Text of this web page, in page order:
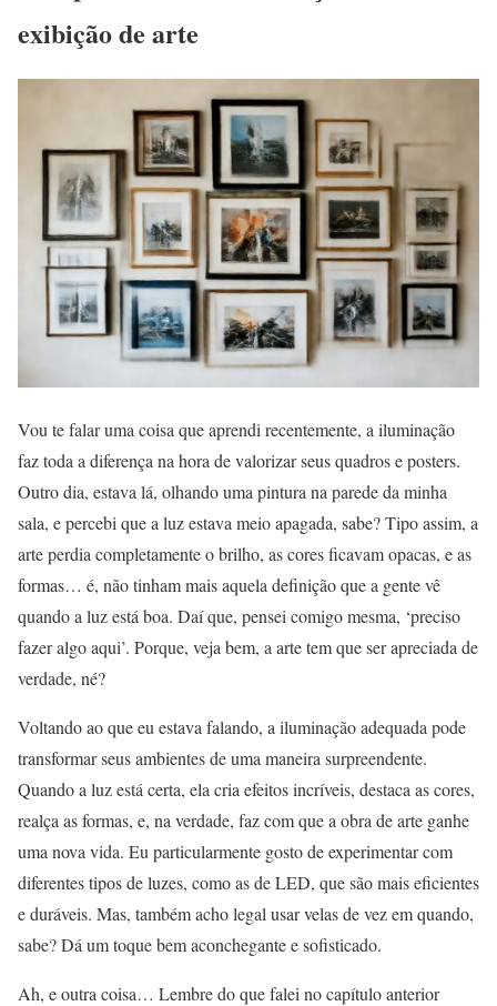
exibição de arte
Vou te falar uma coisa que aprendi recentemente, a iluminação
faz toda a diferença na hora de valorizar seus quadros e posters.
Outro dia, estava lá, olhando uma pintura na parede da minha
sala, e percebi que a luz estava meio apagada, sabe? Tipo assim, a
arte perdia completamente o brilho, as cores ficavam opacas, e as
formas… é, não tinham mais aquela definição que a gente vê
quando a luz está boa. Daí que, pensei comigo mesma, ‘preciso
fazer algo aqui’. Porque, veja bem, a arte tem que ser apreciada de
verdade, né?
Voltando ao que eu estava falando, a iluminação adequada pode
transformar seus ambientes de uma maneira surpreendente.
Quando a luz está certa, ela cria efeitos incríveis, destaca as cores,
realça as formas, e, na verdade, faz com que a obra de arte ganhe
uma nova vida. Eu particularmente gosto de experimentar com
diferentes tipos de luzes, como as de LED, que são mais eficientes
e duráveis. Mas, também acho legal usar velas de vez em quando,
sabe? Dá um toque bem aconchegante e sofisticado.
Ah, e outra coisa… Lembre do que falei no capítulo anterior